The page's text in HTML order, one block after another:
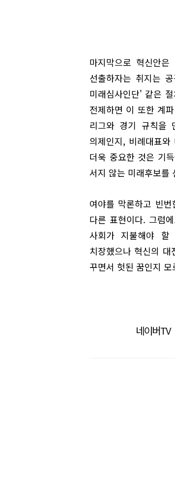
마지막으로 혁신안
선출하자는 취지는
미래심사인단' 같은
전제하면 이 또한 계
리그와 경기 규칙을
의제인지, 비례대표
더욱 중요한 것은 기
서지 않는 미래후보를
여야를 막론하고 빈
다른 표현이다. 그럼
사회가 지불해야 할
치장했으나 혁신의
꾸면서 헛된 꿈인지
네이버TV